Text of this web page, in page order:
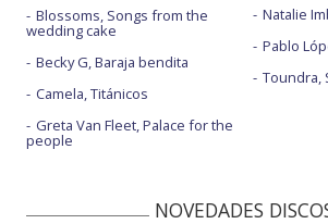
Blossoms, Songs from the
wedding cake
Becky G, Baraja bendita
Camela, Titánicos
Greta Van Fleet, Palace for the
people
Natalie
Pablo
Toundra,
NOVEDADES